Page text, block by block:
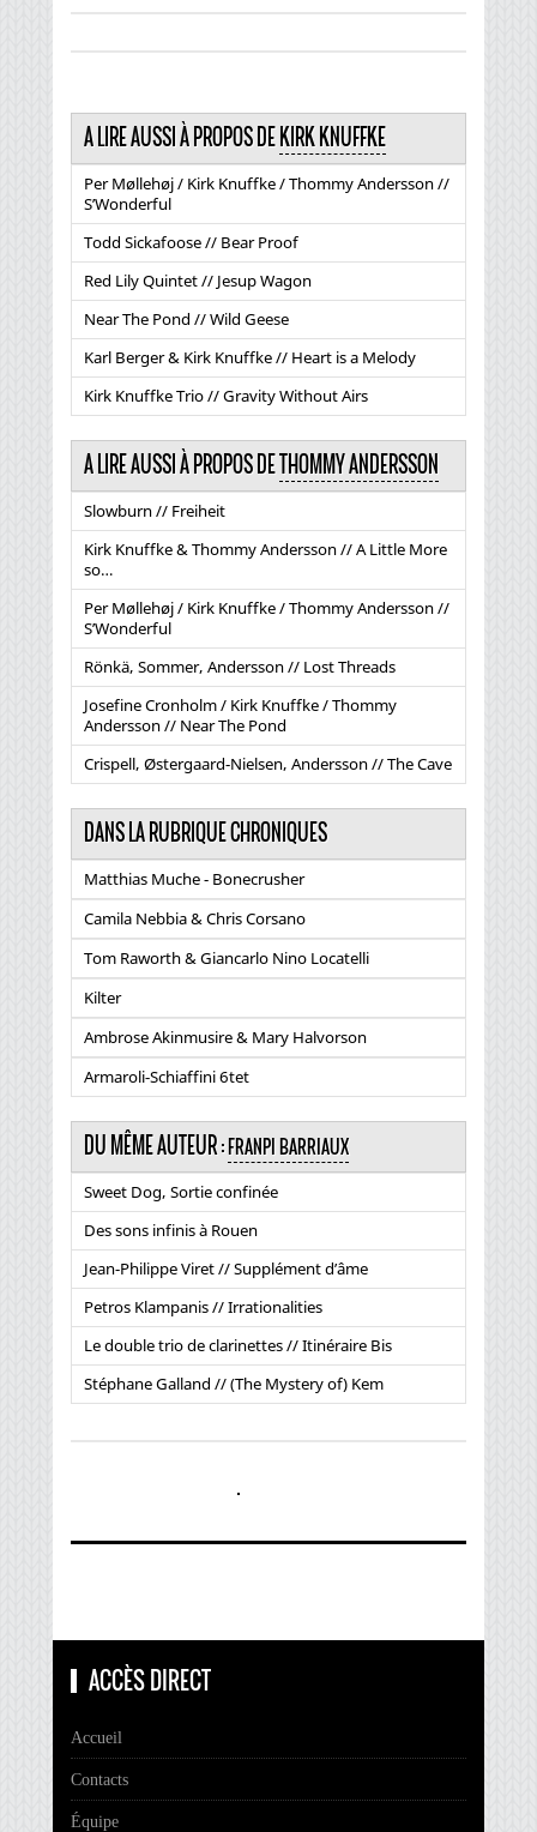
A LIRE AUSSI À PROPOS DEKIRK KNUFFKE
Per Møllehøj / Kirk Knuffke / Thommy Andersson //
S’Wonderful
Todd Sickafoose // Bear Proof
Red Lily Quintet // Jesup Wagon
Near The Pond // Wild Geese
Karl Berger & Kirk Knuffke // Heart is a Melody
Kirk Knuffke Trio // Gravity Without Airs
A LIRE AUSSI À PROPOS DETHOMMY ANDERSSON
Slowburn // Freiheit
Kirk Knuffke & Thommy Andersson // A Little More
so…
Per Møllehøj / Kirk Knuffke / Thommy Andersson //
S’Wonderful
Rönkä, Sommer, Andersson // Lost Threads
Josefine Cronholm / Kirk Knuffke / Thommy
Andersson // Near The Pond
Crispell, Østergaard-Nielsen, Andersson // The Cave
DANS LA RUBRIQUE CHRONIQUES
Matthias Muche - Bonecrusher
Camila Nebbia & Chris Corsano
Tom Raworth & Giancarlo Nino Locatelli
Kilter
Ambrose Akinmusire & Mary Halvorson
Armaroli-Schiaffini 6tet
DU MÊME AUTEUR :FRANPI BARRIAUX
Sweet Dog, Sortie confinée
Des sons infinis à Rouen
Jean-Philippe Viret // Supplément d’âme
Petros Klampanis // Irrationalities
Le double trio de clarinettes // Itinéraire Bis
Stéphane Galland // (The Mystery of) Kem
ACCÈS DIRECT
Accueil
Contacts
Équipe